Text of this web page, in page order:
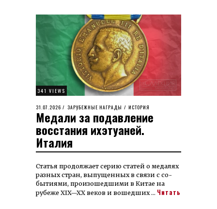
341 VIEWS
POSTED
ON
31.07.2026 31.07.2026
ЗАРУБЕЖНЫЕ НАГРАДЫ / ИСТОРИЯ
Медали за подавление
восстания ихэтуаней.
Италия
Статья про­дол­жает серию ста­тей о меда­лях
раз­ных стран, вы­пущен­ных в связи с со­
бытиями, про­изо­шед­ши­ми в Китае на
рубеже XIX—XX ве­ков и во­шедших … Читать